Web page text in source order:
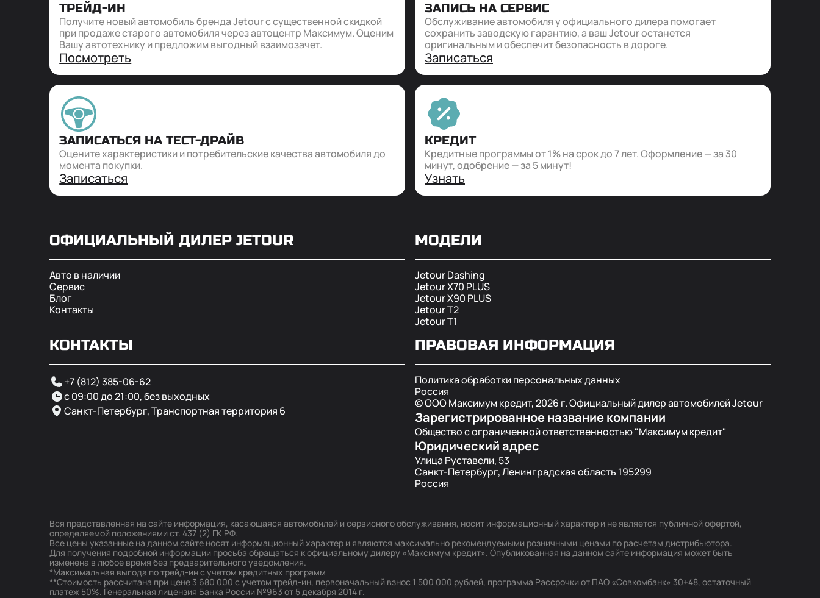
ТРЕЙД-ИН
Получите новый автомобиль бренда Jetour с существенной скидкой
при продаже старого автомобиля через автоцентр Максимум. Оценим
Вашу автотехнику и предложим выгодный взаимозачет.
Посмотреть
ЗАПИСЬ НА СЕРВИС
Обслуживание автомобиля у официального дилера помогает
сохранить заводскую гарантию, а ваш Jetour останется
оригинальным и обеспечит безопасность в дороге.
Записаться
ЗАПИСАТЬСЯ НА ТЕСТ-ДРАЙВ
Оцените характеристики и потребительские качества автомобиля до
момента покупки.
Записаться
КРЕДИТ
Кредитные программы от 1% на срок до 7 лет. Оформление — за 30
минут, одобрение — за 5 минут!
Узнать
ОФИЦИАЛЬНЫЙ ДИЛЕРJETOUR
Авто в наличии
Сервис
Блог
Контакты
МОДЕЛИ
Jetour Dashing
Jetour X70 PLUS
Jetour X90 PLUS
Jetour T2
Jetour T1
КОНТАКТЫ
+7 (812) 385-06-62
с 09:00 до 21:00, без выходных
Санкт-Петербург, Транспортная территория 6
ПРАВОВАЯ ИНФОРМАЦИЯ
Политика обработки персональных данных
Россия
© ООО Максимум кредит,2026 г. Официальный дилер автомобилей Jetour
Зарегистрированное название компании
Общество с ограниченной ответственностью "Максимум кредит"
Юридический адрес
Улица Руставели, 53
Санкт-Петербург, Ленинградская область 195299
Россия
Вся представленная на сайте информация, касающаяся автомобилей и сервисного обслуживания, носит информационный характер и не является публичной офертой,
определяемой положениями ст. 437 (2) ГК РФ.
Все цены указанные на данном сайте носят информационный характер и являются максимально рекомендуемыми розничными ценами по расчетам дистрибьютора.
Для получения подробной информации просьба обращаться к официальному дилеру «Максимум кредит». Опубликованная на данном сайте информация может быть
изменена в любое время без предварительного уведомления.
*Максимальная выгода по трейд-ин с учетом кредитных программ
**Стоимость рассчитана при цене 3 680 000 с учетом трейд-ин, первоначальный взнос 1 500 000 рублей, программа Рассрочки от ПАО «Совкомбанк» 30+48, остаточный
платеж 50%. Генеральная лицензия Банка России №963 от 5 декабря 2014 г.